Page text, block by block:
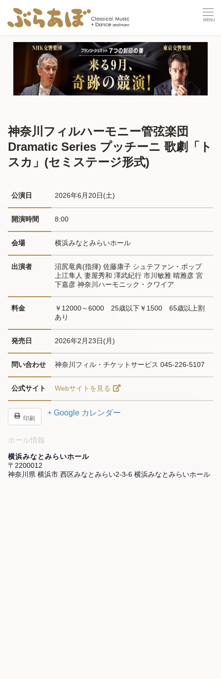
神奈川フィルハーモニー管弦楽団
Dramatic Series プッチーニ 歌劇「ト
スカ」(セミステージ形式)
公演日 2026年6月20日(土)
開演時間 8:00
会場 横浜みなとみらいホール
出演者
沼尻竜典(指揮) 佐藤康子 シュテファン・ポップ
上江隼人 妻屋秀和 澤武紀行 市川敏雅 晴雅彦 宮
下嘉彦 神奈川ハーモニック・クワイア
料金
￥12000～6000　25歳以下￥1500　65歳以上割
あり
発売日 2026年2月23日(月)
問い合わせ 神奈川フィル・チケットサービス 045-226-5107
公式サイト Webサイトを見る
印刷
+ Google カレンダー
ホール情報
横浜みなとみらいホール
〒2200012
神奈川県 横浜市 西区みなとみらい2-3-6 横浜みなとみらいホール